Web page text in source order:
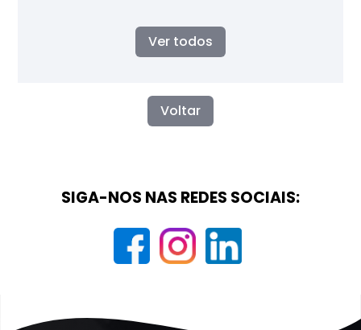
Ver todos
Voltar
SIGA-NOS NAS REDES SOCIAIS: